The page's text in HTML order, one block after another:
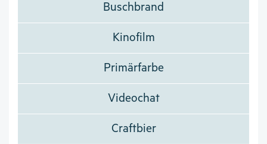
Buschbrand
Kinofilm
Primärfarbe
Videochat
Craftbier